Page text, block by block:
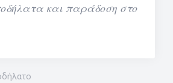
και παράδοση στο